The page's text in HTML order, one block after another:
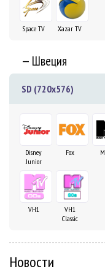
Space TV Xazar TV
— Швеция
SD (720x576)
Disney
Junior
Fox
VH1
VH1
Classic
Новости